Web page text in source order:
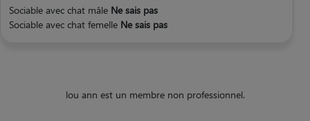
Sociable avec chat mâle Ne sais pas
Sociable avec chat femelle Ne sais pas
lou ann est un membre non professionnel.